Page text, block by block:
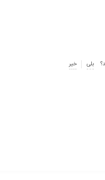
بلی خیر